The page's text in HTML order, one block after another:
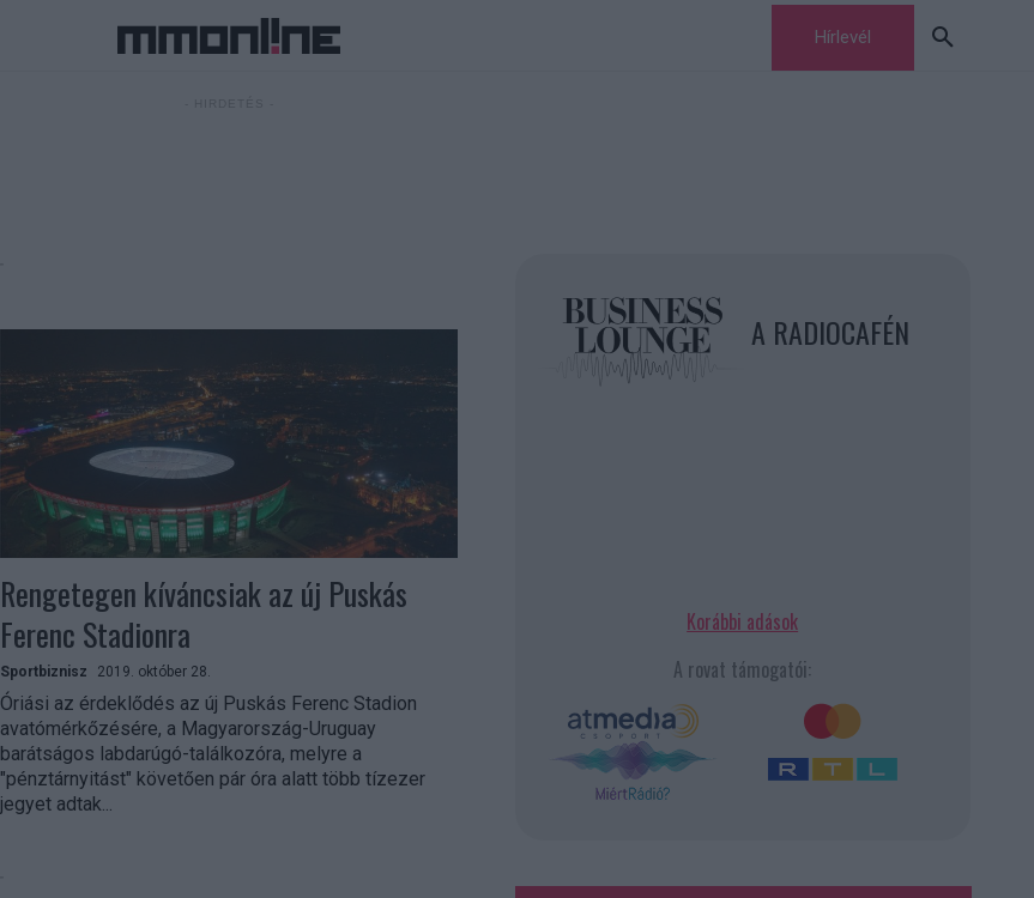
Hírlevél
Rengetegen kíváncsiak az új Puskás
Ferenc Stadionra
Sportbiznisz 2019. október 28.
Óriási az érdeklődés az új Puskás Ferenc Stadion
avatómérkőzésére, a Magyarország-Uruguay
barátságos labdarúgó-találkozóra, melyre a
"pénztárnyitást" követően pár óra alatt több tízezer
jegyet adtak...
A RADIOCAFÉN
Korábbi adások
A rovat támogatói: